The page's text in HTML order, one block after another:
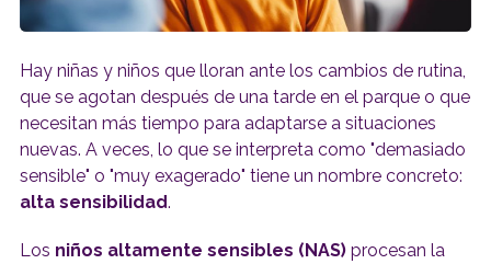
Hay niñas y niños que lloran ante los cambios de rutina,
que se agotan después de una tarde en el parque o que
necesitan más tiempo para adaptarse a situaciones
nuevas. A veces, lo que se interpreta como "demasiado
sensible" o "muy exagerado" tiene un nombre concreto:
alta sensibilidad.
Los niños altamente sensibles (NAS)procesan la